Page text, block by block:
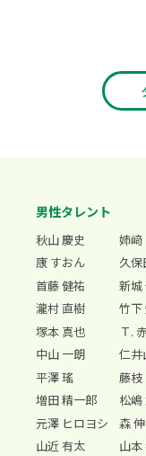
男性タレント
秋山 慶史 姉﨑
康 すおん
久保
首藤 健祐
新城
瀧村 直樹
竹下
塚本 真也
Ｔ.
中山 一朗
仁井
平澤 瑤
藤枝
増田 精一郎
松嶋
元澤 ヒロヨシ
森 伸
山近 有太
山本